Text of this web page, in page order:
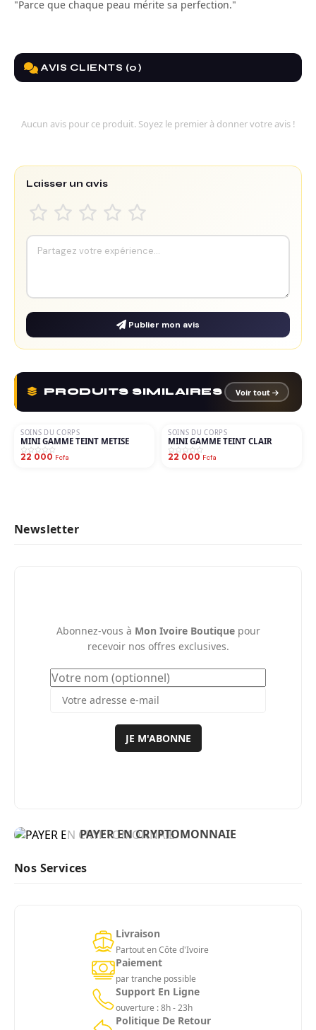
"Parce que chaque peau mérite sa perfection."
AVIS CLIENTS (0)
Aucun avis pour ce produit. Soyez le premier à donner votre avis !
Laisser un avis
Publier mon avis
PRODUITS SIMILAIRES Voir tout
SOINS DU CORPS
MINI GAMME TEINT METISE
22 000 Fcfa
SOINS DU CORPS
MINI GAMME TEINT CLAIR
22 000 Fcfa
Newsletter
Abonnez-vous à Mon Ivoire Boutiquepour
recevoir nos offres exclusives.
JE M'ABONNE
PAYER EN CRYPTOMONNAIE
Nos Services
Livraison
Partout en Côte d'Ivoire
Paiement
par tranche possible
Support En Ligne
ouverture : 8h - 23h
Politique De Retour